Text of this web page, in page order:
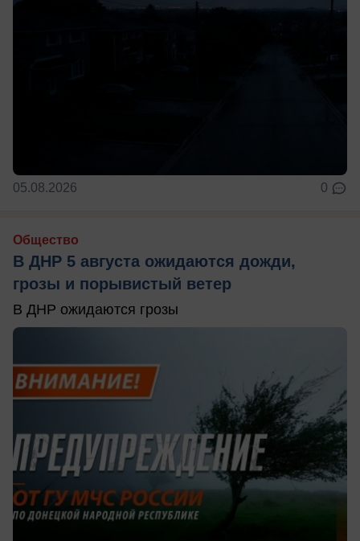
05.08.2026 0
Общество
В ДНР 5 августа ожидаются дожди,
грозы и порывистый ветер
В ДНР ожидаются грозы